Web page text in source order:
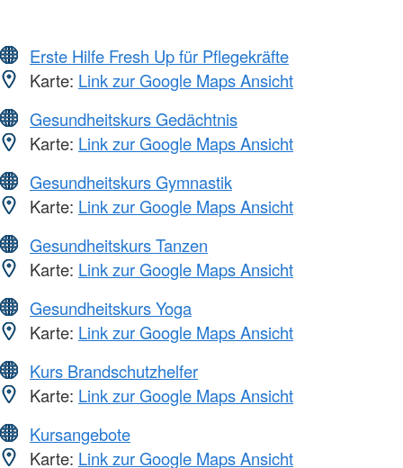
Erste Hilfe Fresh Up für Pflegekräfte
Karte: Link zur Google Maps Ansicht
Gesundheitskurs Gedächtnis
Karte: Link zur Google Maps Ansicht
Gesundheitskurs Gymnastik
Karte: Link zur Google Maps Ansicht
Gesundheitskurs Tanzen
Karte: Link zur Google Maps Ansicht
Gesundheitskurs Yoga
Karte: Link zur Google Maps Ansicht
Kurs Brandschutzhelfer
Karte: Link zur Google Maps Ansicht
Kursangebote
Karte: Link zur Google Maps Ansicht